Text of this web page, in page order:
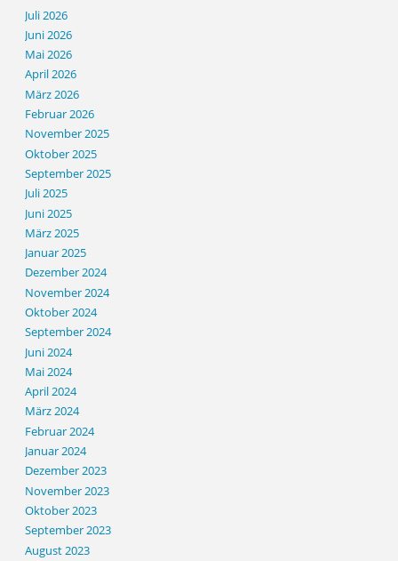
Juli 2026
Juni 2026
Mai 2026
April 2026
März 2026
Februar 2026
November 2025
Oktober 2025
September 2025
Juli 2025
Juni 2025
März 2025
Januar 2025
Dezember 2024
November 2024
Oktober 2024
September 2024
Juni 2024
Mai 2024
April 2024
März 2024
Februar 2024
Januar 2024
Dezember 2023
November 2023
Oktober 2023
September 2023
August 2023